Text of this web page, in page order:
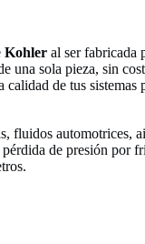
Kohler al ser fabricada
una sola pieza, sin
calidad de tus
fluidos automotrices,
pérdida de presión por